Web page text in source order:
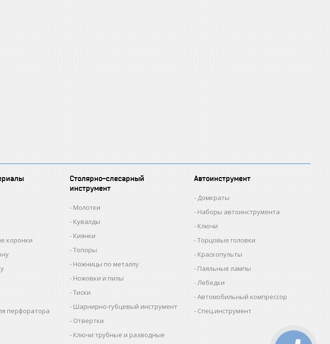
коронки
перфоратора
Столярно-слесарный
инструмент
Молотки
Кувалды
Киянки
Топоры
Ножницы по металлу
Ножовки и пилы
Тиски
Шарнирно-губцевый инструмент
Отвертки
Ключи трубные и разводные
Автоинструмент
Домкраты
Наборы автоинструмента
Ключи
Торцовые головки
Краскопульты
Паяльные лампы
Лебедки
Автомобильный компрессор
Спец.инструмент